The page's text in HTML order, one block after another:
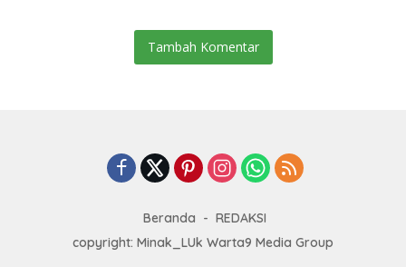
Tambah Komentar
Beranda
REDAKSI
copyright: Minak_LUk Warta9 Media Group